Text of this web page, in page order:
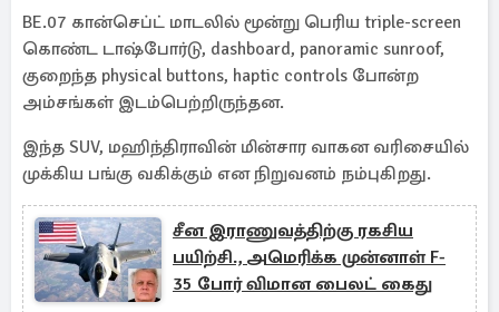
BE.07 கான்செப்ட் மாடலில் மூன்று பெரிய triple-screen
கொண்ட டாஷ்போர்டு, dashboard, panoramic sunroof,
குறைந்த physical buttons, haptic controls போன்ற
அம்சங்கள் இடம்பெற்றிருந்தன.
இந்த SUV, மஹிந்திராவின் மின்சார வாகன வரிசையில்
முக்கிய பங்கு வகிக்கும் என நிறுவனம் நம்புகிறது.
சீன இராணுவத்திற்கு ரகசிய
பயிற்சி., அமெரிக்க முன்னாள் F-
35 போர் விமான பைலட் கைது